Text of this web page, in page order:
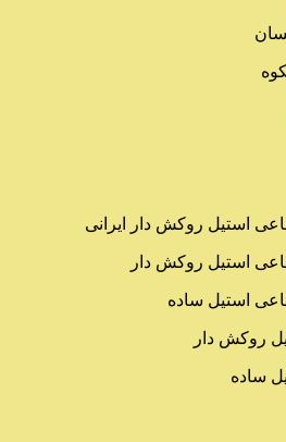
استیل روکش دار ایرانی
استیل روکش دار
استیل ساده
روکش دار
ساده